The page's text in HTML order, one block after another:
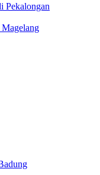
Pekalongan